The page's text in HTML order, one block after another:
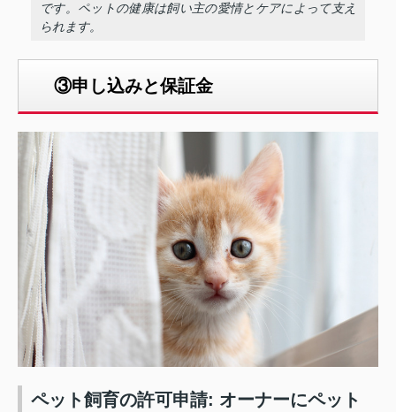
です。ペットの健康は飼い主の愛情とケアによって支え
られます。
③申し込みと保証金
ペット飼育の許可申請: オーナーにペット